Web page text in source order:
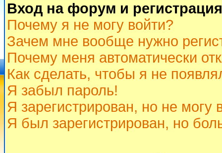
Вход на форум и регистрация
Почему я не могу войти?
Зачем мне вообще нужно
Почему меня автоматически
Как сделать, чтобы я не
Я забыл пароль!
Я зарегистрирован, но не могу
Я был зарегистрирован, но